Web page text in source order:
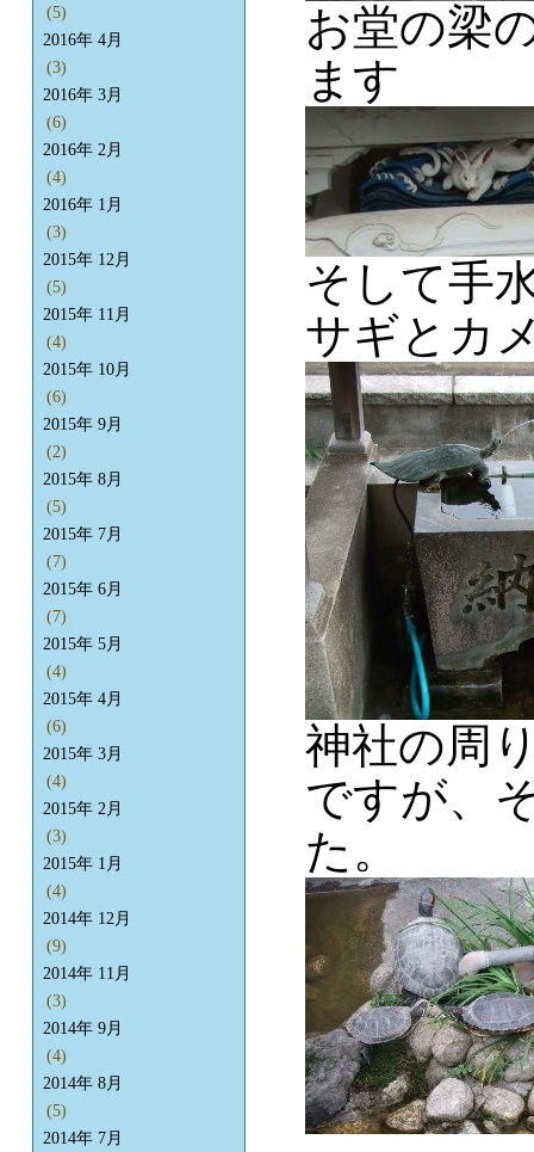
お堂の梁
ます
そして手
サギとカ
神社の周
ですが、
た。
(5)
2016年 4月
(3)
2016年 3月
(6)
2016年 2月
(4)
2016年 1月
(3)
2015年 12月
(5)
2015年 11月
(4)
2015年 10月
(6)
2015年 9月
(2)
2015年 8月
(5)
2015年 7月
(7)
2015年 6月
(7)
2015年 5月
(4)
2015年 4月
(6)
2015年 3月
(4)
2015年 2月
(3)
2015年 1月
(4)
2014年 12月
(9)
2014年 11月
(3)
2014年 9月
(4)
2014年 8月
(5)
2014年 7月